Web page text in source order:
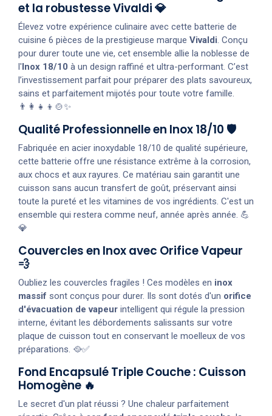
et la robustesse Vivaldi 💎
Élevez votre expérience culinaire avec cette batterie de
cuisine 6 pièces de la prestigieuse marque Vivaldi. Conçu
pour durer toute une vie, cet ensemble allie la noblesse de
l' Inox 18/10 à un design raffiné et ultra-performant. C’est
l’investissement parfait pour préparer des plats savoureux,
sains et parfaitement mijotés pour toute votre famille.
👨‍👩‍👧‍👦🍲✨
Qualité Professionnelle en Inox 18/10 🛡️
Fabriquée en acier inoxydable 18/10 de qualité supérieure,
cette batterie offre une résistance extrême à la corrosion,
aux chocs et aux rayures. Ce matériau sain garantit une
cuisson sans aucun transfert de goût, préservant ainsi
toute la pureté et les vitamines de vos ingrédients. C'est un
ensemble qui restera comme neuf, année après année. 💪
💎
Couvercles en Inox avec Orifice Vapeur
💨
Oubliez les couvercles fragiles ! Ces modèles en inox
massif sont conçus pour durer. Ils sont dotés d'un orifice
d'évacuation de vapeur intelligent qui régule la pression
interne, évitant les débordements salissants sur votre
plaque de cuisson tout en conservant le moelleux de vos
préparations. 🥘✅
Fond Encapsulé Triple Couche : Cuisson
Homogène 🔥
Le secret d'un plat réussi ? Une chaleur parfaitement